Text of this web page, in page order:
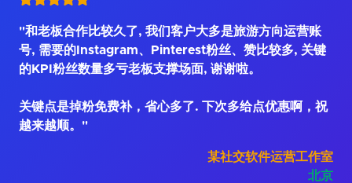
"和老板合作比较久了, 我们客户大多是旅游方向运营账
号, 需要的Instagram、Pinterest粉丝、赞比较多, 关键
的KPI粉丝数量多亏老板支撑场面, 谢谢啦。
关键点是掉粉免费补，省心多了. 下次多给点优惠啊，祝
越来越顺。"
某社交软件运营工作室
北京